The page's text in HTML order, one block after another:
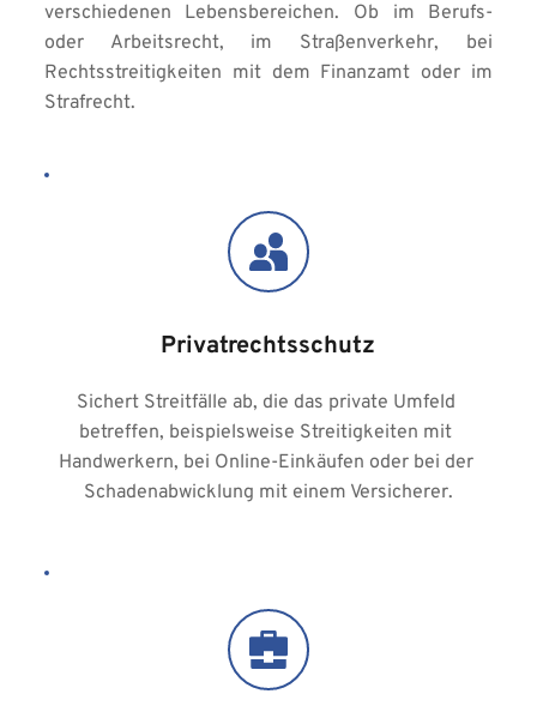
verschiedenen Lebensbereichen. Ob im Berufs-
oder Arbeitsrecht, im Straßenverkehr, bei
Rechtsstreitigkeiten mit dem Finanzamt oder im
Strafrecht.
Privatrechtsschutz
Sichert Streitfälle ab, die das private Umfeld
betreffen, beispielsweise Streitigkeiten mit
Handwerkern, bei Online-Einkäufen oder bei der
Schadenabwicklung mit einem Versicherer.